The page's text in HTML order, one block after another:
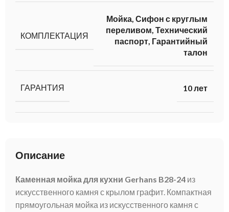
Описание
Каменная мойка для кухни Gerhans B28-24 из
искусственного камня с крылом графит. Компактная
прямоугольная мойка из искусственного камня с
КОМПЛЕКТАЦИЯ
Мойка, Сифон с круглым
переливом, Технический
паспорт, Гарантийный
талон
ГАРАНТИЯ 10 лет